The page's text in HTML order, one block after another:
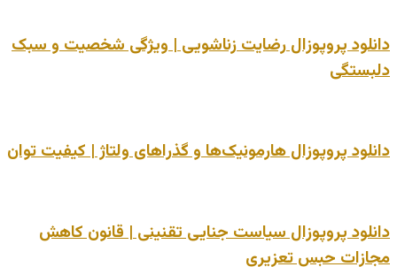
دانلود پروپوزال رضایت زناشویی | ویژگی شخصیت و سبک
دلبستگی
دانلود پروپوزال هارمونیک‌ها و گذراهای ولتاژ | کیفیت توان
دانلود پروپوزال سیاست جنایی تقنینی | قانون کاهش
مجازات حبس تعزیری